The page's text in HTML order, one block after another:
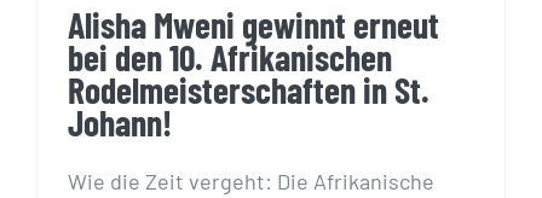
Alisha Mweni gewinnt erneut
bei den 10. Afrikanischen
Rodelmeisterschaften in St.
Johann!
Wie die Zeit vergeht: Die Afrikanische